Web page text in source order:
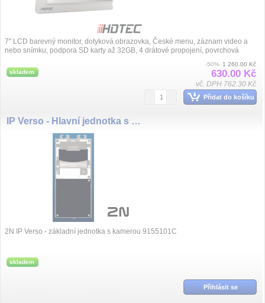
7" LCD barevný monitor, dotyková obrazovka, České menu, záznam video a
nebo snímku, podpora SD karty až 32GB, 4 drátové propojení, povrchová
skladem
-50% 1 260.00 Kč
630.00 Kč
vč. DPH 762.30 Kč
Přidat do košíku
IP Verso - Hlavní jednotka s kamerou
2N IP Verso - základní jednotka s kamerou 9155101C
skladem
Přihlásit se